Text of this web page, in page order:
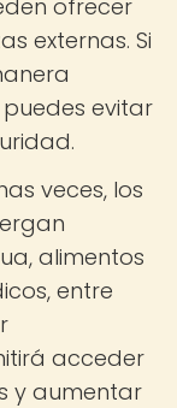
ofrecer
externas. Si
evitar
veces, los
alimentos
entre
acceder
y aumentar